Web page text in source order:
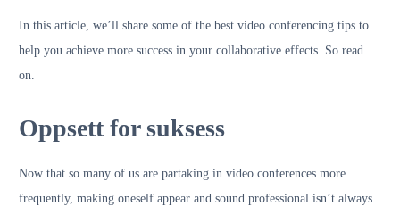
In this article, we’ll share some of the best video conferencing tips to
help you achieve more success in your collaborative effects. So read
on.
Oppsett for suksess
Now that so many of us are partaking in video conferences more
frequently, making oneself appear and sound professional isn’t always